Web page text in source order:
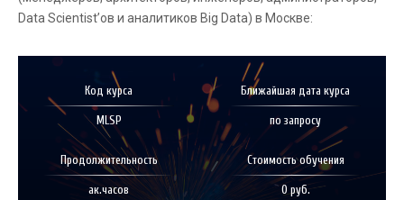
Data Scientist’ов и аналитиков Big Data) в Москве:
Код курса
MLSP
Ближайшая дата курса
по запросу
Продолжительность
ак.часов
Стоимость обучения
0 руб.